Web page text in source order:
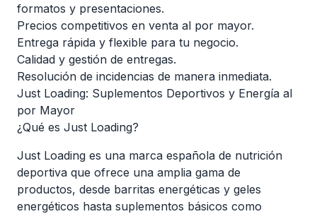
formatos y presentaciones.
Precios competitivos en venta al por mayor.
Entrega rápida y flexible para tu negocio.
Calidad y gestión de entregas.
Resolución de incidencias de manera inmediata.
Just Loading: Suplementos Deportivos y Energía al
por Mayor
¿Qué es Just Loading?
Just Loading es una marca española de nutrición
deportiva que ofrece una amplia gama de
productos, desde barritas energéticas y geles
energéticos hasta suplementos básicos como